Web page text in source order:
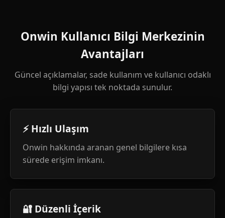
Onwin Kullanıcı Bilgi Merkezinin
Avantajları
Güncel açıklamalar, sade kullanım ve kullanıcı odaklı
bilgi yapısı tek noktada sunulur.
⚡ Hızlı Ulaşım
Onwin hakkında aranan genel bilgilere kısa
sürede erişim imkanı.
🔐 Düzenli İçerik